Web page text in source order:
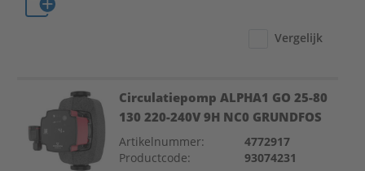
Vergelijk
Circulatiepomp ALPHA1 GO 25-80
130 220-240V 9H NC0 GRUNDFOS
Artikelnummer:
4772917
Productcode:
93074231